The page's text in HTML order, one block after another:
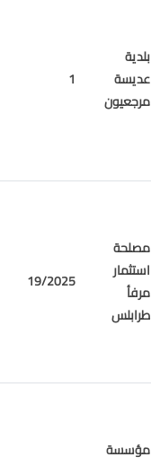
بلدية
عديسة
مرجعيون
1
مصلحة
استثمار
مرفأ
طرابلس
19/2025
مؤسسة